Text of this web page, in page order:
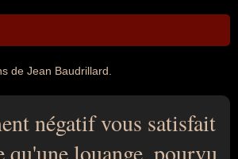
de Jean Baudrillard.
négatif vous satisfait
qu'une louange, pourvu